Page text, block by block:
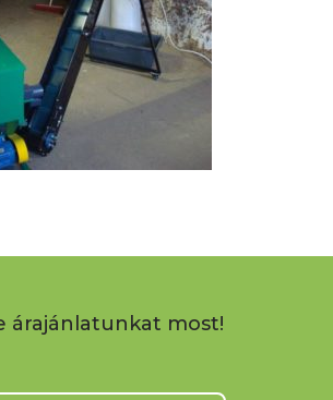
árajánlatunkat most!